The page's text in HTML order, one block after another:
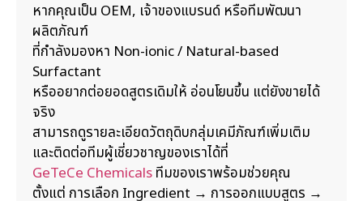
หากคุณเป็น OEM, เจ้าของแบรนด์ หรือทีมพัฒนา
ผลิตภัณฑ์
ที่กำลังมองหา Non-ionic / Natural-based
Surfactant
หรืออยากต่อยอดสูตรเดิมให้ อ่อนโยนขึ้น แต่ยังขายได้
จริง
สามารถดูรายละเอียดวัตถุดิบกลุ่มเคมีภัณฑ์เพิ่มเติม
และติดต่อทีมผู้เชี่ยวชาญของเราได้ที่
GeTeCe Chemicalsทีมของเราพร้อมช่วยคุณ
ตั้งแต่ การเลือก Ingredient → การออกแบบสูตร →